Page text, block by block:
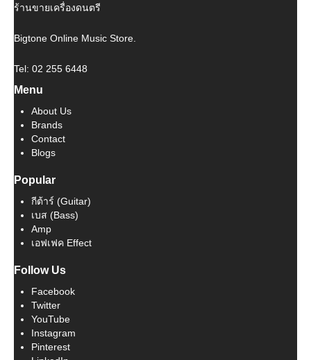
ร้านขายเครื่องดนตรี
Bigtone Online Music Store.
Tel: 02 255 6448
Menu
About Us
Brands
Contact
Blogs
Popular
กีต้าร์ (Guitar)
เบส (Bass)
Amp
เอฟเฟค Effect
Follow Us
Facebook
Twitter
YouTube
Instagram
Pinterest